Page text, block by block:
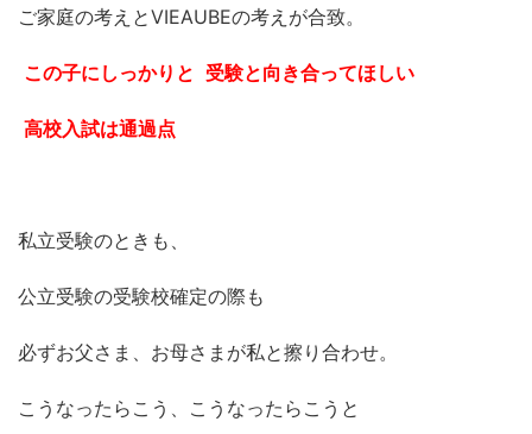
ご家庭の考えとVIEAUBEの考えが合致。
この子にしっかりと 受験と向き合ってほしい
高校入試は通過点
私立受験のときも、
公立受験の受験校確定の際も
必ずお父さま、お母さまが私と擦り合わせ。
こうなったらこう、こうなったらこうと